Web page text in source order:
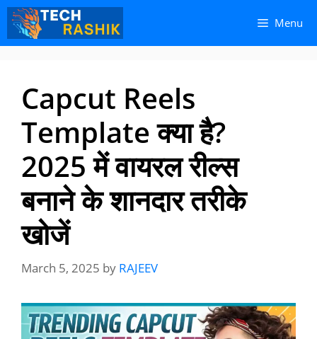
Skip
content
Skip
content
Menu
Capcut Reels
Template क्या है?
2025 में वायरल रील्स
बनाने के शानदार तरीके
खोजें
March 5, 2025 by RAJEEV